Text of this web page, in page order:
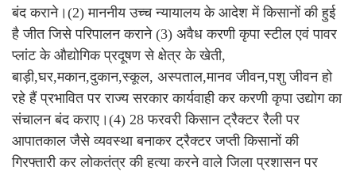
बंद कराने।(2) माननीय उच्च न्यायालय के आदेश में किसानों की हुई
है जीत जिसे परिपालन कराने (3) अवैध करणी कृपा स्टील एवं पावर
प्लांट के औद्योगिक प्रदूषण से क्षेत्र के खेती,
बाड़ी,घर,मकान,दुकान,स्कूल, अस्पताल,मानव जीवन,पशु जीवन हो
रहे हैं प्रभावित पर राज्य सरकार कार्यवाही कर करणी कृपा उद्योग का
संचालन बंद कराए।(4) 28 फरवरी किसान ट्रैक्टर रैली पर
आपातकाल जैसे व्यवस्था बनाकर ट्रैक्टर जप्ती किसानों की
गिरफ्तारी कर लोकतंत्र की हत्या करने वाले जिला प्रशासन पर